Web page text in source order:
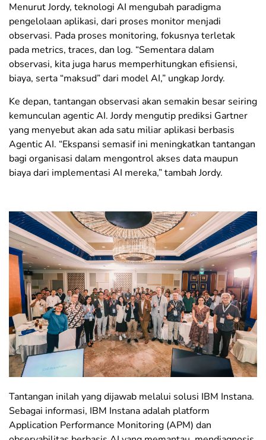
Menurut Jordy, teknologi AI mengubah paradigma
pengelolaan aplikasi, dari proses monitor menjadi
observasi. Pada proses monitoring, fokusnya terletak
pada metrics, traces, dan log. “Sementara dalam
observasi, kita juga harus memperhitungkan efisiensi,
biaya, serta “maksud” dari model AI,” ungkap Jordy.
Ke depan, tantangan observasi akan semakin besar seiring
kemunculan agentic AI. Jordy mengutip prediksi Gartner
yang menyebut akan ada satu miliar aplikasi berbasis
Agentic AI. “Ekspansi semasif ini meningkatkan tantangan
bagi organisasi dalam mengontrol akses data maupun
biaya dari implementasi AI mereka,” tambah Jordy.
Tantangan inilah yang dijawab melalui solusi IBM Instana.
Sebagai informasi, IBM Instana adalah platform
Application Performance Monitoring (APM) dan